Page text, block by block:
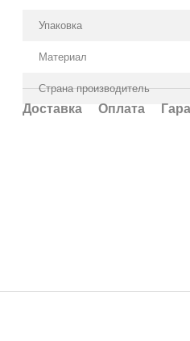
Упаковка
Материал
Страна производитель
Доставка Оплата